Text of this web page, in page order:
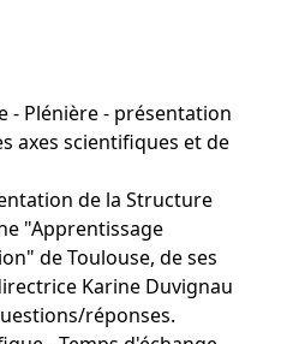
- Plénière - présentation
axes scientifiques et de
de la Structure
"Apprentissage
de Toulouse, de ses
Karine Duvignau
réponses.